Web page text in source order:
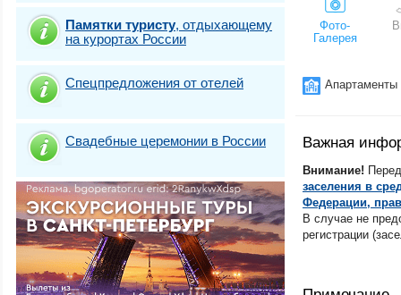
Памятки туристу, отдыхающему
на курортах России
Спецпредложения от отелей
Свадебные церемонии в России
Железноводск
Ивановская
Ижевск
Йошкар-Ола
Балтийск
Зеленоградск
Пионерский
Фото-
Галерея
Апартаменты
Важная
Внимание!
заселения в
Федерации,
В случае не
регистрации